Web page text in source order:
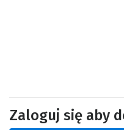
Zaloguj się aby